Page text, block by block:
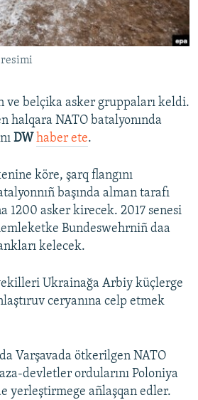
ve belçika asker gruppaları keldi.
halqara NATO batalyonında
DW haber ete.
köre, şarq flangını
başında alman tarafı
1200 asker kirecek. 2017 senesi
Bundeswehrniñ daa
kelecek.
Ukrainağa Arbiy küçlerge
ceryanına celp etmek
Varşavada ötkerilgen NATO
devletler ordularını Poloniya
yerleştirmege añlaşqan edler.